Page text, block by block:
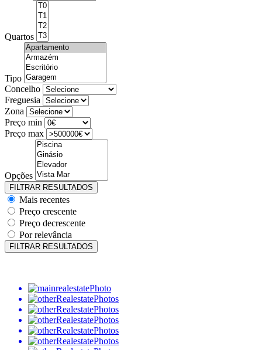
Quartos
Tipo
Concelho
Freguesia
Zona
Preço min
Preço max
Opções
Mais recentes
Preço crescente
Preço decrescente
Por relevância